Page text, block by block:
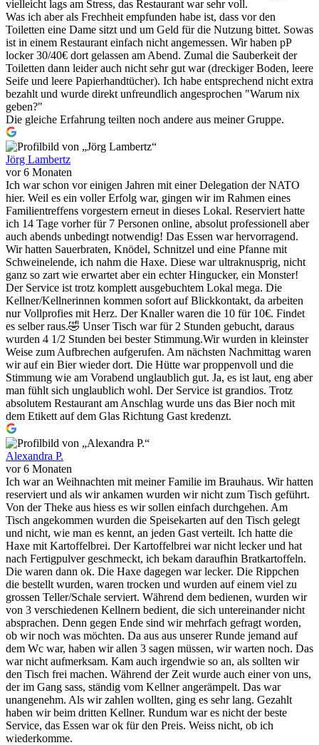
vielleicht lags am Stress, das Restaurant war sehr voll.
Was ich aber als Frechheit empfunden habe ist, dass vor den
Toiletten eine Dame sitzt und um Geld für die Nutzung bittet. Sowas
ist in einem Restaurant einfach nicht angemessen. Wir haben pP
locker 30/40€ dort gelassen am Abend. Zumal die Sauberkeit der
Toiletten dann leider auch nicht sehr gut war (dreckiger Boden, leere
Seife und leere Papierhandtücher). Ich habe entsprechend nicht extra
bezahlt und wurde direkt unfreundlich angesprochen "Warum nix
geben?"
Die gleiche Erfahrung teilten noch andere aus meiner Gruppe.
Jörg Lambertz
vor 6 Monaten
Ich war schon vor einigen Jahren mit einer Delegation der NATO
hier. Weil es ein voller Erfolg war, gingen wir im Rahmen eines
Familientreffens vorgestern erneut in dieses Lokal. Reserviert hatte
ich 14 Tage vorher für 7 Personen online, absolut professionell aber
auch abends unbedingt notwendig! Das Essen war hervorragend.
Wir hatten Sauerbraten, Knödel, Schnitzel und eine Pfanne mit
Schweinelende, ich nahm die Haxe. Diese war ultraknusprig, nicht
ganz so zart wie erwartet aber ein echter Hingucker, ein Monster!
Der Service ist trotz komplett ausgebuchtem Lokal mega. Die
Kellner/Kellnerinnen kommen sofort auf Blickkontakt, da arbeiten
nur Vollprofies mit Herz. Der Knaller waren die 10 für 10€. Findet
es selber raus.🤣 Unser Tisch war für 2 Stunden gebucht, daraus
wurden 4 1/2 Stunden bei bester Stimmung.Wir wurden in kleinster
Weise zum Aufbrechen aufgerufen. Am nächsten Nachmittag waren
wir auf ein Bier wieder dort. Die Hütte war proppenvoll und die
Stimmung wie am Vorabend unglaublich gut. Ja, es ist laut, eng aber
man fühlt sich unglaublich wohl. Der Service ist grandios. Trotz
absolutem Restaurant am Anschlag wurde uns das Bier noch mit
dem Etikett auf dem Glas Richtung Gast kredenzt.
Alexandra P.
vor 6 Monaten
Ich war an Weihnachten mit meiner Familie im Brauhaus. Wir hatten
reserviert und als wir ankamen wurden wir nicht zum Tisch geführt.
Von der Theke aus hiess es wir sollen einfach durchgehen. Am
Tisch angekommen wurden die Speisekarten auf den Tisch gelegt
und nicht, wie man es kennt, an jeden Gast verteilt. Ich hatte die
Haxe mit Kartoffelbrei. Der Kartoffelbrei war nicht lecker und hat
nach Fertigpulver geschmeckt, ich bekam daraufhin Bratkartoffeln.
Die waren dann ok. Die Haxe dagegen war lecker. Die Rippchen
die bestellt wurden, waren trocken und wurden auf einem viel zu
grossen Teller/Schale serviert. Während dem bedienen, wurden wir
von 3 verschiedenen Kellnern bedient, die sich untereinander nicht
absprachen. Denn gegen Ende sind wir mehrfach gefragt worden,
ob wir noch was möchten. Da aus aus unserer Runde jemand auf
dem Wc war, haben wir allen 3 sagen müssen, wir warten noch. Das
war nicht aufmerksam. Kam auch irgendwie so an, als sollten wir
den Tisch frei machen. Während der Zeit wurde auch einer von uns,
der im Gang sass, ständig vom Kellner angerämpelt. Das war
unangenehm. Als wir zahlen wollten, ging es sehr lang. Gezahlt
haben wir beim dritten Kellner. Rundum war es nicht der beste
Service, das Essen war ok für den Preis. Weiss nicht, ob ich
wiederkomme.